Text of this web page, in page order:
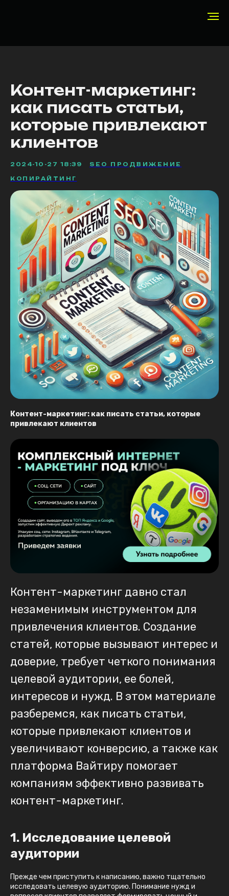
Контент-маркетинг:
как писать статьи,
которые привлекают
клиентов
2024-10-27 18:39 SEO ПРОДВИЖЕНИЕ
КОПИРАЙТИНГ
Контент-маркетинг: как писать статьи, которые
привлекают клиентов
Контент-маркетинг давно стал
незаменимым инструментом для
привлечения клиентов. Создание
статей, которые вызывают интерес и
доверие, требует четкого понимания
целевой аудитории, ее болей,
интересов и нужд. В этом материале
разберемся, как писать статьи,
которые привлекают клиентов и
увеличивают конверсию, а также как
платформа Вайтиру помогает
компаниям эффективно развивать
контент-маркетинг.
1. Исследование целевой
аудитории
Прежде чем приступить к написанию, важно тщательно
исследовать целевую аудиторию. Понимание нужд и